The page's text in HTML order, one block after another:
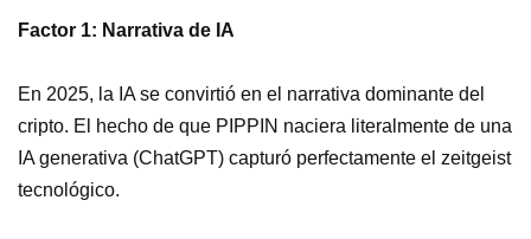
Factor 1: Narrativa de IA
En 2025, la IA se convirtió en el narrativa dominante del
cripto. El hecho de que PIPPIN naciera literalmente de una
IA generativa (ChatGPT) capturó perfectamente el zeitgeist
tecnológico.